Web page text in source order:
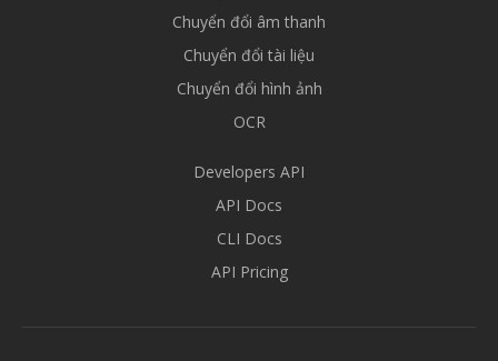
Chuyển đổi âm thanh
Chuyển đổi tài liệu
Chuyển đổi hình ảnh
OCR
Developers API
API Docs
CLI Docs
API Pricing